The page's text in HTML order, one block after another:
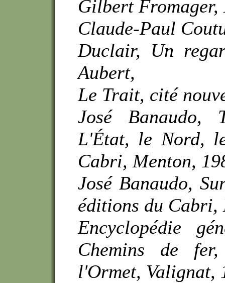
Gilbert
Claude-Paul
Duclair, Un
Aubert,
Le Trait, cité
José Banaudo,
L'État, le Nord,
Cabri, Menton,
José Banaudo,
éditions du Cabri,
Encyclopédie
Chemins de
l'Ormet, Valignat,